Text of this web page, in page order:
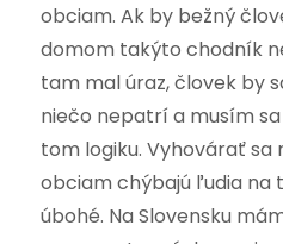
obciam. Ak by bežný
domom takýto chodník
tam mal úraz, človek by
niečo nepatrí a musím
tom logiku. Vyhovárať sa
obciam chýbajú ľudia na
úbohé. Na Slovensku